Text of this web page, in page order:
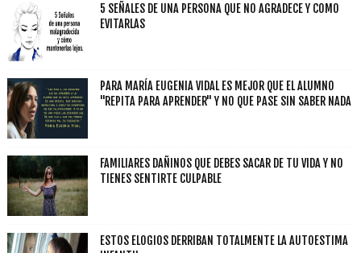
5 SEÑALES DE UNA PERSONA QUE NO AGRADECE Y COMO
EVITARLAS
PARA MARÍA EUGENIA VIDAL ES MEJOR QUE EL ALUMNO
"REPITA PARA APRENDER" Y NO QUE PASE SIN SABER NADA
FAMILIARES DAÑINOS QUE DEBES SACAR DE TU VIDA Y NO
TIENES SENTIRTE CULPABLE
ESTOS ELOGIOS DERRIBAN TOTALMENTE LA AUTOESTIMA